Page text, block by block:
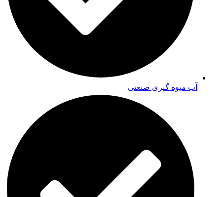
آب میوه گیری صنعتی